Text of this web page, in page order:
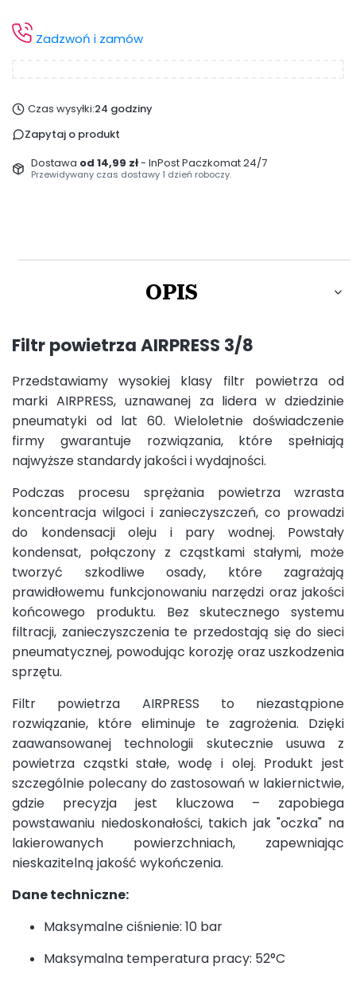
Zadzwoń i zamów
Czas wysyłki:24 godziny
Zapytaj o produkt
Dostawa od 14,99 zł- InPost Paczkomat 24/7
Przewidywany czas dostawy 1 dzień roboczy.
OPIS
Filtr powietrza AIRPRESS 3/8
Przedstawiamy wysokiej klasy filtr powietrza od
marki AIRPRESS, uznawanej za lidera w dziedzinie
pneumatyki od lat 60. Wieloletnie doświadczenie
firmy gwarantuje rozwiązania, które spełniają
najwyższe standardy jakości i wydajności.
Podczas procesu sprężania powietrza wzrasta
koncentracja wilgoci i zanieczyszczeń, co prowadzi
do kondensacji oleju i pary wodnej. Powstały
kondensat, połączony z cząstkami stałymi, może
tworzyć szkodliwe osady, które zagrażają
prawidłowemu funkcjonowaniu narzędzi oraz jakości
końcowego produktu. Bez skutecznego systemu
filtracji, zanieczyszczenia te przedostają się do sieci
pneumatycznej, powodując korozję oraz uszkodzenia
sprzętu.
Filtr powietrza AIRPRESS to niezastąpione
rozwiązanie, które eliminuje te zagrożenia. Dzięki
zaawansowanej technologii skutecznie usuwa z
powietrza cząstki stałe, wodę i olej. Produkt jest
szczególnie polecany do zastosowań w lakiernictwie,
gdzie precyzja jest kluczowa – zapobiega
powstawaniu niedoskonałości, takich jak "oczka" na
lakierowanych powierzchniach, zapewniając
nieskazitelną jakość wykończenia.
Dane techniczne:
Maksymalne ciśnienie: 10 bar
Maksymalna temperatura pracy: 52°C